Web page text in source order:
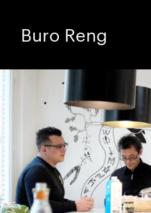
Buro Reng